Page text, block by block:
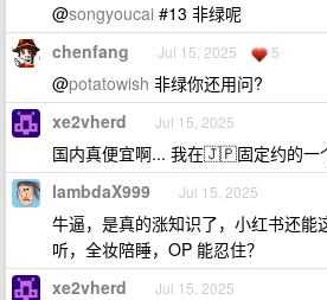
@songyoucai #13 非绿呢
chenfang Jul 15, 2025 5
@potatowish 非绿你还用问?
xe2vherd Jul 15, 2025
国内真便宜啊... 我在🇯🇵固定约的一
lambdaX999 Jul 15, 2025
牛逼，是真的涨知识了，小红书还能
听，全妆陪睡，OP 能忍住？
xe2vherd Jul 15, 2025